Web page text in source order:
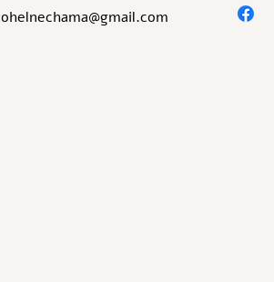
ohelnechama@gmail.com